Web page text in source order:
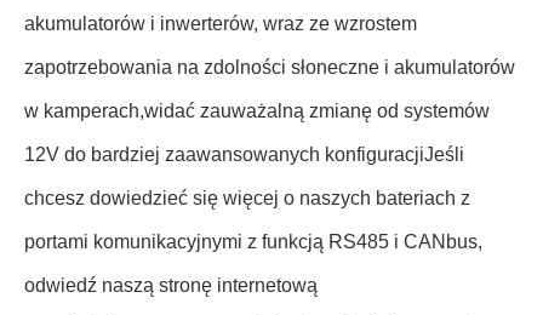
akumulatorów i inwerterów, wraz ze wzrostem
zapotrzebowania na zdolności słoneczne i akumulatorów
w kamperach,widać zauważalną zmianę od systemów
12V do bardziej zaawansowanych konfiguracjiJeśli
chcesz dowiedzieć się więcej o naszych bateriach z
portami komunikacyjnymi z funkcją RS485 i CANbus,
odwiedź naszą stronę internetową